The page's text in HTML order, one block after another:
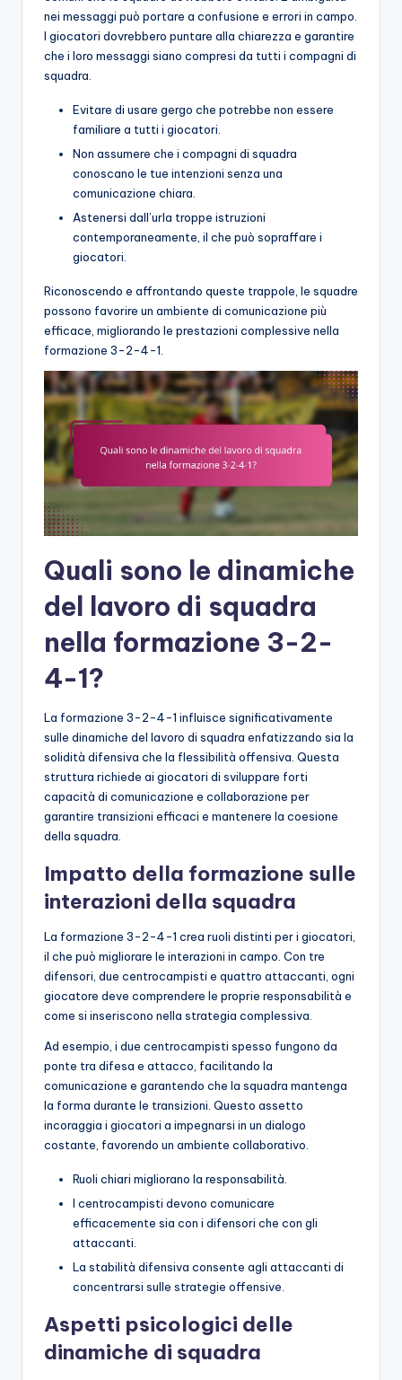
nei messaggi può portare a confusione e errori in campo.
I giocatori dovrebbero puntare alla chiarezza e garantire
che i loro messaggi siano compresi da tutti i compagni di
squadra.
Evitare di usare gergo che potrebbe non essere
familiare a tutti i giocatori.
Non assumere che i compagni di squadra
conoscano le tue intenzioni senza una
comunicazione chiara.
Astenersi dall’urla troppe istruzioni
contemporaneamente, il che può sopraffare i
giocatori.
Riconoscendo e affrontando queste trappole, le squadre
possono favorire un ambiente di comunicazione più
efficace, migliorando le prestazioni complessive nella
formazione 3-2-4-1.
Quali sono le dinamiche
del lavoro di squadra
nella formazione 3-2-
4-1?
La formazione 3-2-4-1 influisce significativamente
sulle dinamiche del lavoro di squadra enfatizzando sia la
solidità difensiva che la flessibilità offensiva. Questa
struttura richiede ai giocatori di sviluppare forti
capacità di comunicazione e collaborazione per
garantire transizioni efficaci e mantenere la coesione
della squadra.
Impatto della formazione sulle
interazioni della squadra
La formazione 3-2-4-1 crea ruoli distinti per i giocatori,
il che può migliorare le interazioni in campo. Con tre
difensori, due centrocampisti e quattro attaccanti, ogni
giocatore deve comprendere le proprie responsabilità e
come si inseriscono nella strategia complessiva.
Ad esempio, i due centrocampisti spesso fungono da
ponte tra difesa e attacco, facilitando la
comunicazione e garantendo che la squadra mantenga
la forma durante le transizioni. Questo assetto
incoraggia i giocatori a impegnarsi in un dialogo
costante, favorendo un ambiente collaborativo.
Ruoli chiari migliorano la responsabilità.
I centrocampisti devono comunicare
efficacemente sia con i difensori che con gli
attaccanti.
La stabilità difensiva consente agli attaccanti di
concentrarsi sulle strategie offensive.
Aspetti psicologici delle
dinamiche di squadra